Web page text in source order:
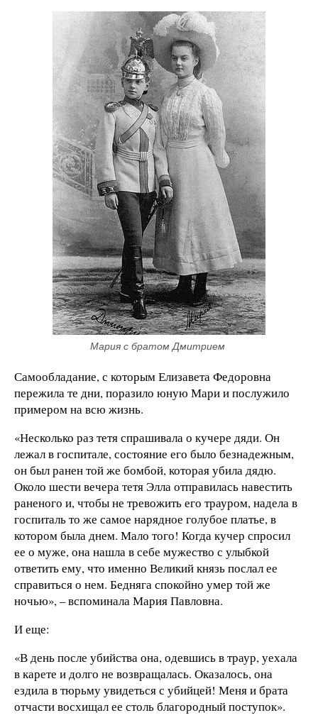
Мария с братом Дмитрием
Самообладание, с которым Елизавета Федоровна
пережила те дни, поразило юную Мари и послужило
примером на всю жизнь.
«Несколько раз тетя спрашивала о кучере дяди. Он
лежал в госпитале, состояние его было безнадежным,
он был ранен той же бомбой, которая убила дядю.
Около шести вечера тетя Элла отправилась навестить
раненого и, чтобы не тревожить его трауром, надела в
госпиталь то же самое нарядное голубое платье, в
котором была днем. Мало того! Когда кучер спросил
ее о муже, она нашла в себе мужество с улыбкой
ответить ему, что именно Великий князь послал ее
справиться о нем. Бедняга спокойно умер той же
ночью», – вспоминала Мария Павловна.
И еще:
«В день после убийства она, одевшись в траур, уехала
в карете и долго не возвращалась. Оказалось, она
ездила в тюрьму увидеться с убийцей! Меня и брата
отчасти восхищал ее столь благородный поступок».